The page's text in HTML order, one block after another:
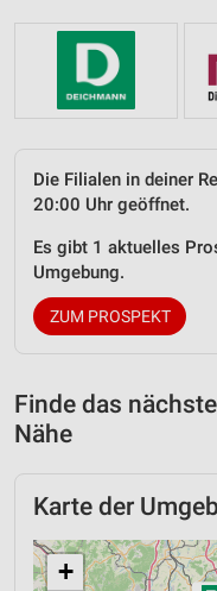
Die Filialen in deiner
20:00 Uhr geöffnet.
Es gibt 1 aktuelles
Umgebung.
ZUM PROSPEKT
Finde das
Nähe
Karte der
+